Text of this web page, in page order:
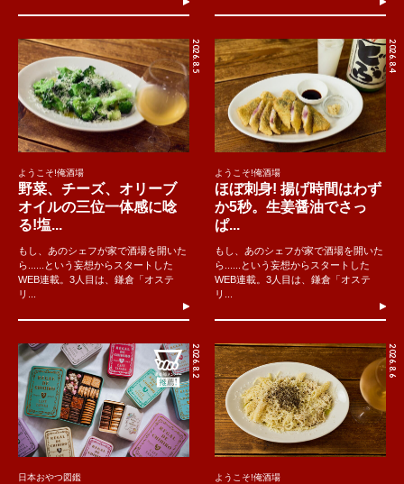
2026.8.5
ようこそ!俺酒場
野菜、チーズ、オリーブ
オイルの三位一体感に唸
る!塩...
もし、あのシェフが家で酒場を開いた
ら......という妄想からスタートした
WEB連載。3人目は、鎌倉「オステ
リ...
2026.8.4
ようこそ!俺酒場
ほぼ刺身! 揚げ時間はわず
か5秒。生姜醤油でさっ
ぱ...
もし、あのシェフが家で酒場を開いた
ら......という妄想からスタートした
WEB連載。3人目は、鎌倉「オステ
リ...
2026.8.2
日本おやつ図鑑
2026.8.6
ようこそ!俺酒場